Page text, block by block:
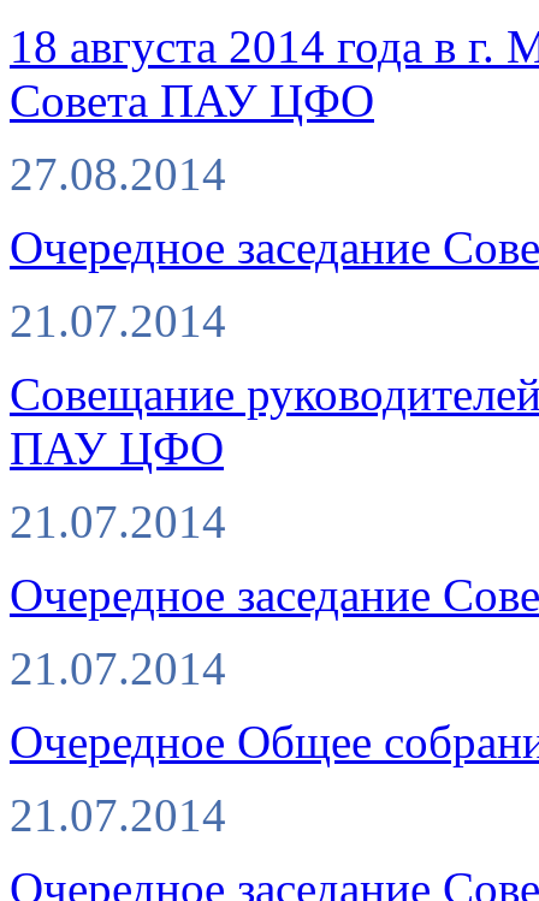
18 августа 2014 года в г.
Совета ПАУ ЦФО
27.08.2014
Очередное заседание
21.07.2014
Совещание
ПАУ ЦФО
21.07.2014
Очередное заседание
21.07.2014
Очередное Общее
21.07.2014
Очередное заседание